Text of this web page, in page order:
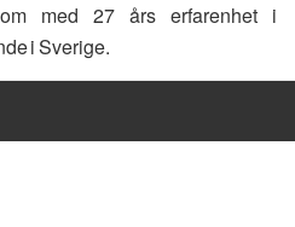
med 27 års erfarenhet i
i Sverige.